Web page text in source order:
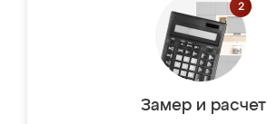
Замер и расчет